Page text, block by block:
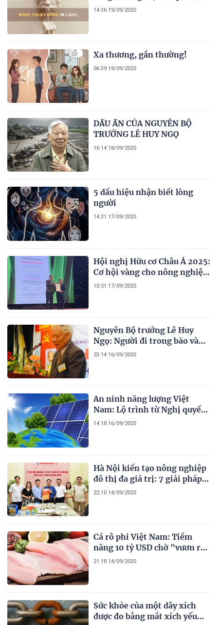
lặng?
14:36 19/09/2025
Xa thương, gần thường!
06:39 19/09/2025
DẤU ẤN CỦA NGUYÊN BỘ
TRƯỞNG LÊ HUY NGỌ
16:14 18/09/2025
5 dấu hiệu nhận biết lòng
người
14:31 17/09/2025
Hội nghị Hữu cơ Châu Á 2025:
Cơ hội vàng cho nông nghiệp
hữu cơ Việt Nam
10:51 17/09/2025
Nguyên Bộ trưởng Lê Huy
Ngọ: Người đi trong bão và
lời trăn trở về Nông thôn mới
23:14 16/09/2025
An ninh năng lượng Việt
Nam: Lộ trình từ Nghị quyết
đến hành động
14:18 16/09/2025
Hà Nội kiến tạo nông nghiệp
đô thị đa giá trị: 7 giải pháp
đột phá hướng tới tương lai
22:10 14/09/2025
Cá rô phi Việt Nam: Tiềm
năng 10 tỷ USD chờ "vươn ra
biển lớn”
21:18 14/09/2025
Sức khỏe của một dây xích
được đo bằng mắt xích yếu